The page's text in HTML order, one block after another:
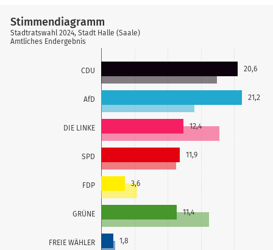
CDU
AfD
DIE LINKE
SPD
FDP
GRÜNE
FREIE WÄHLER
20,6
21,2
12,4
11,9
3,6
11,4
1,8
Stimmendiagramm
Stadtratswahl 2024, Stadt Halle (Saale)
Amtliches Endergebnis